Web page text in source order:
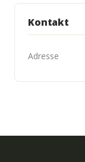
Kontakt
Adresse